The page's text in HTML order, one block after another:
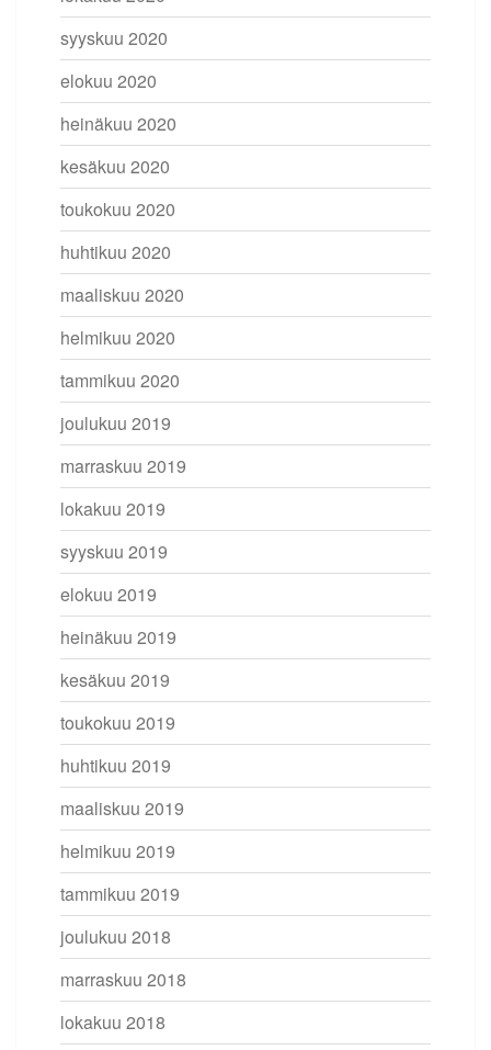
syyskuu 2020
elokuu 2020
heinäkuu 2020
kesäkuu 2020
toukokuu 2020
huhtikuu 2020
maaliskuu 2020
helmikuu 2020
tammikuu 2020
joulukuu 2019
marraskuu 2019
lokakuu 2019
syyskuu 2019
elokuu 2019
heinäkuu 2019
kesäkuu 2019
toukokuu 2019
huhtikuu 2019
maaliskuu 2019
helmikuu 2019
tammikuu 2019
joulukuu 2018
marraskuu 2018
lokakuu 2018